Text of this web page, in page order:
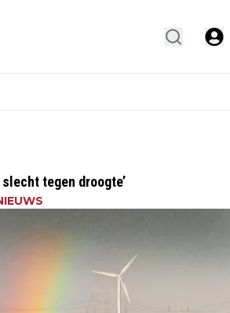
tegen droogte’